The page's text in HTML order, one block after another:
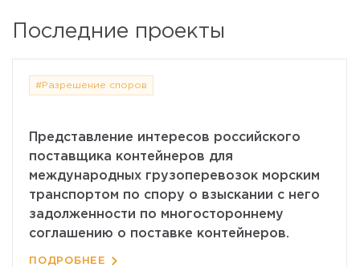
Последние проекты
#Разрешение споров
Представление интересов российского
поставщика контейнеров для
международных грузоперевозок морским
транспортом по спору о взыскании с него
задолженности по многостороннему
соглашению о поставке контейнеров.
ПОДРОБНЕЕ